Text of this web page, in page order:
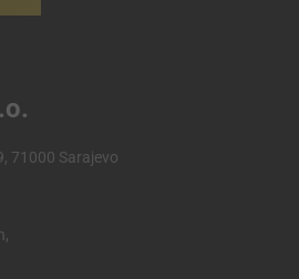
71000 Sarajevo